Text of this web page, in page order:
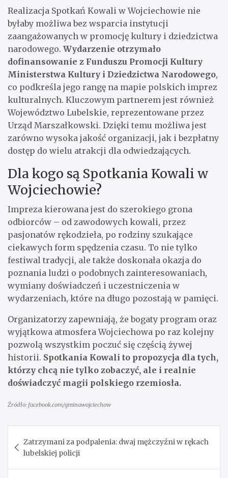
Realizacja Spotkań Kowali w Wojciechowie nie
byłaby możliwa bez wsparcia instytucji
zaangażowanych w promocję kultury i dziedzictwa
narodowego. Wydarzenie otrzymało
dofinansowanie z Funduszu Promocji Kultury
Ministerstwa Kultury i Dziedzictwa Narodowego,
co podkreśla jego rangę na mapie polskich imprez
kulturalnych. Kluczowym partnerem jest również
Województwo Lubelskie, reprezentowane przez
Urząd Marszałkowski. Dzięki temu możliwa jest
zarówno wysoka jakość organizacji, jak i bezpłatny
dostęp do wielu atrakcji dla odwiedzających.
Dla kogo są Spotkania Kowali w
Wojciechowie?
Impreza kierowana jest do szerokiego grona
odbiorców – od zawodowych kowali, przez
pasjonatów rękodzieła, po rodziny szukające
ciekawych form spędzenia czasu. To nie tylko
festiwal tradycji, ale także doskonała okazja do
poznania ludzi o podobnych zainteresowaniach,
wymiany doświadczeń i uczestniczenia w
wydarzeniach, które na długo pozostają w pamięci.
Organizatorzy zapewniają, że bogaty program oraz
wyjątkowa atmosfera Wojciechowa po raz kolejny
pozwolą wszystkim poczuć się częścią żywej
historii. Spotkania Kowali to propozycja dla tych,
którzy chcą nie tylko zobaczyć, ale i realnie
doświadczyć magii polskiego rzemiosła.
Źródło: facebook.com/gminawojciechow
wpisu
Zatrzymani za podpalenia: dwaj mężczyźni w rękach
lubelskiej policji